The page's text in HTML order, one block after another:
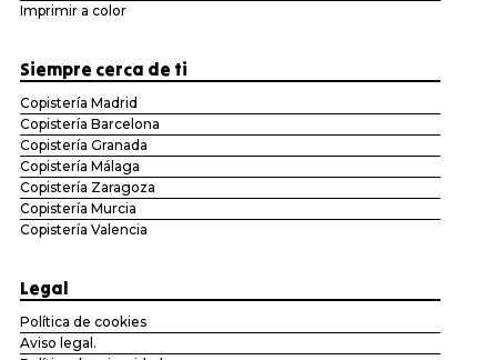
Imprimir a color
Siempre cerca de ti
Copistería Madrid
Copistería Barcelona
Copistería Granada
Copistería Málaga
Copistería Zaragoza
Copistería Murcia
Copistería Valencia
Legal
Política de cookies
Aviso legal.